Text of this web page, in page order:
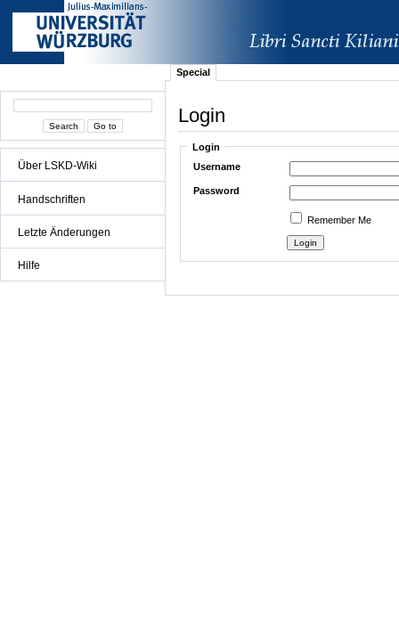
Über LSKD-Wiki
Handschriften
Letzte Änderungen
Hilfe
Special
Login
Login
Username
Password
Remember Me